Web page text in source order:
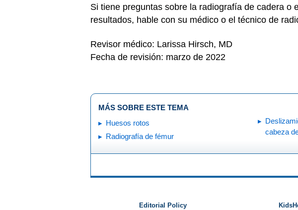
Si tiene preguntas sobre la radiografía de cadera o
resultados, hable con su médico o el técnico de
Revisor médico: Larissa Hirsch, MD
Fecha de revisión: marzo de 2022
MÁS SOBRE ESTE TEMA
Huesos rotos
Radiografía de fémur
cabeza
Editorial Policy